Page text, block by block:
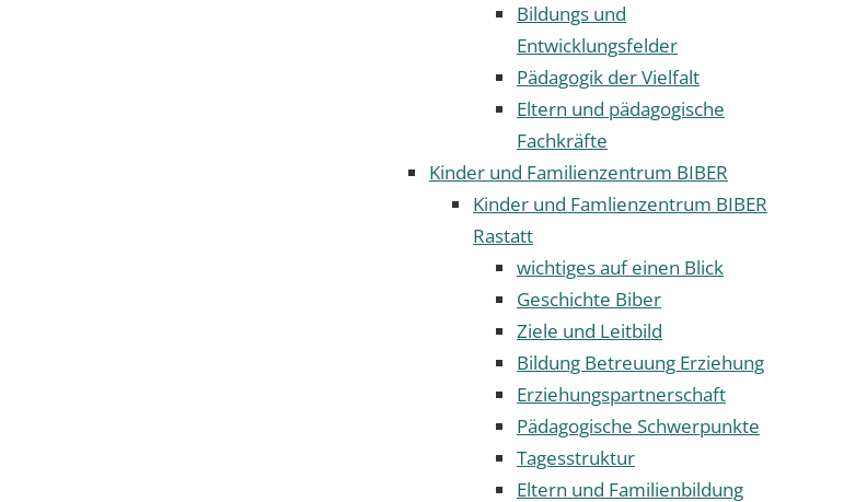
Bildungs und
Entwicklungsfelder
Pädagogik der Vielfalt
Eltern und pädagogische
Fachkräfte
Kinder und Familienzentrum BIBER
Kinder und Famlienzentrum BIBER
Rastatt
wichtiges auf einen Blick
Geschichte Biber
Ziele und Leitbild
Bildung Betreuung Erziehung
Erziehungspartnerschaft
Pädagogische Schwerpunkte
Tagesstruktur
Eltern und Familienbildung